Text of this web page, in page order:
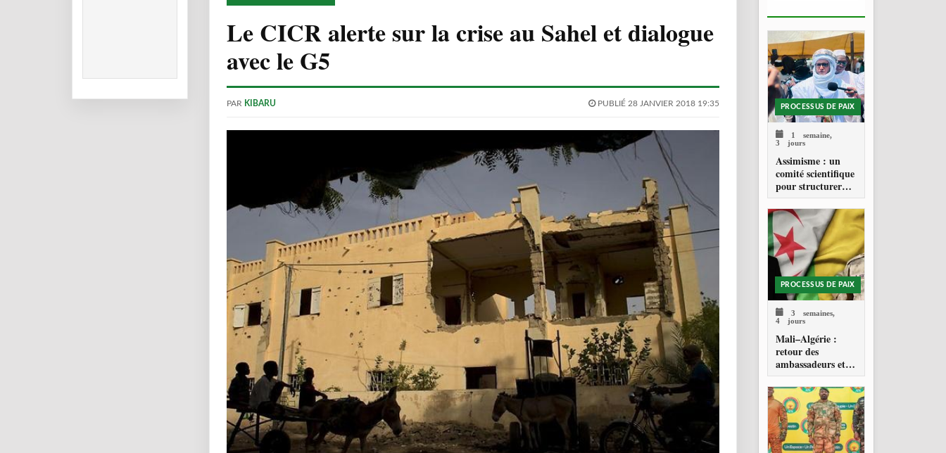
Le CICR alerte sur la crise au Sahel et dialogue
avec le G5
PAR KIBARU PUBLIÉ 28 JANVIER 2018 19:35 PROCESSUS DE PAIX
1 semaine,
3 jours
Assimisme : un
comité scientifique
pour structurer
une doctrine de la
refondation
PROCESSUS DE PAIX
3 semaines,
4 jours
Mali–Algérie :
retour des
ambassadeurs et
réouverture des
espaces aériens